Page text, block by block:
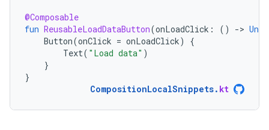
@Composable
fun ReusableLoadDataButton(onLoadClick : () -> Unit
Button(onClick = onLoadClick)
{
Text( "Load data" )
}
}
CompositionLocalSnippets. kt